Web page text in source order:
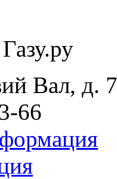
Вал, д.
66